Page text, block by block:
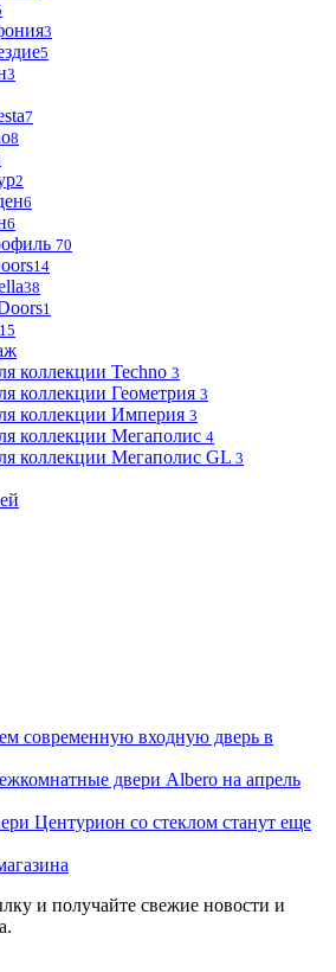
3
5
3
7
8
2
6
6
70
14
38
1
15
коллекции Techno 3
коллекции Геометрия 3
коллекции Империя 3
коллекции Мегаполис 4
коллекции Мегаполис GL 3
современную входную дверь в
двери Albero на апрель
Центурион со стеклом станут еще
и получайте свежие новости и